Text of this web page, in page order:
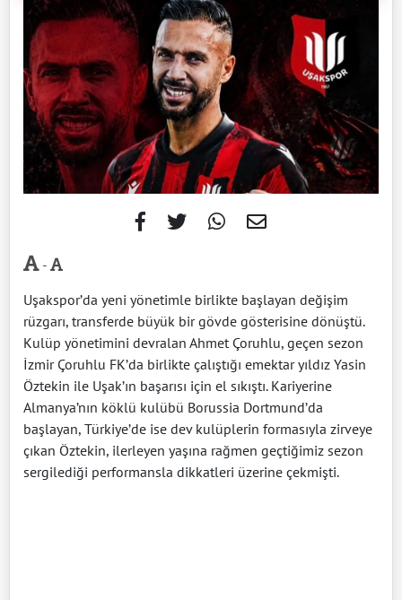
-
Uşakspor’da yeni yönetimle birlikte başlayan değişim
rüzgarı, transferde büyük bir gövde gösterisine dönüştü.
Kulüp yönetimini devralan Ahmet Çoruhlu, geçen sezon
İzmir Çoruhlu FK’da birlikte çalıştığı emektar yıldız Yasin
Öztekin ile Uşak’ın başarısı için el sıkıştı. Kariyerine
Almanya’nın köklü kulübü Borussia Dortmund’da
başlayan, Türkiye’de ise dev kulüplerin formasıyla zirveye
çıkan Öztekin, ilerleyen yaşına rağmen geçtiğimiz sezon
sergilediği performansla dikkatleri üzerine çekmişti.